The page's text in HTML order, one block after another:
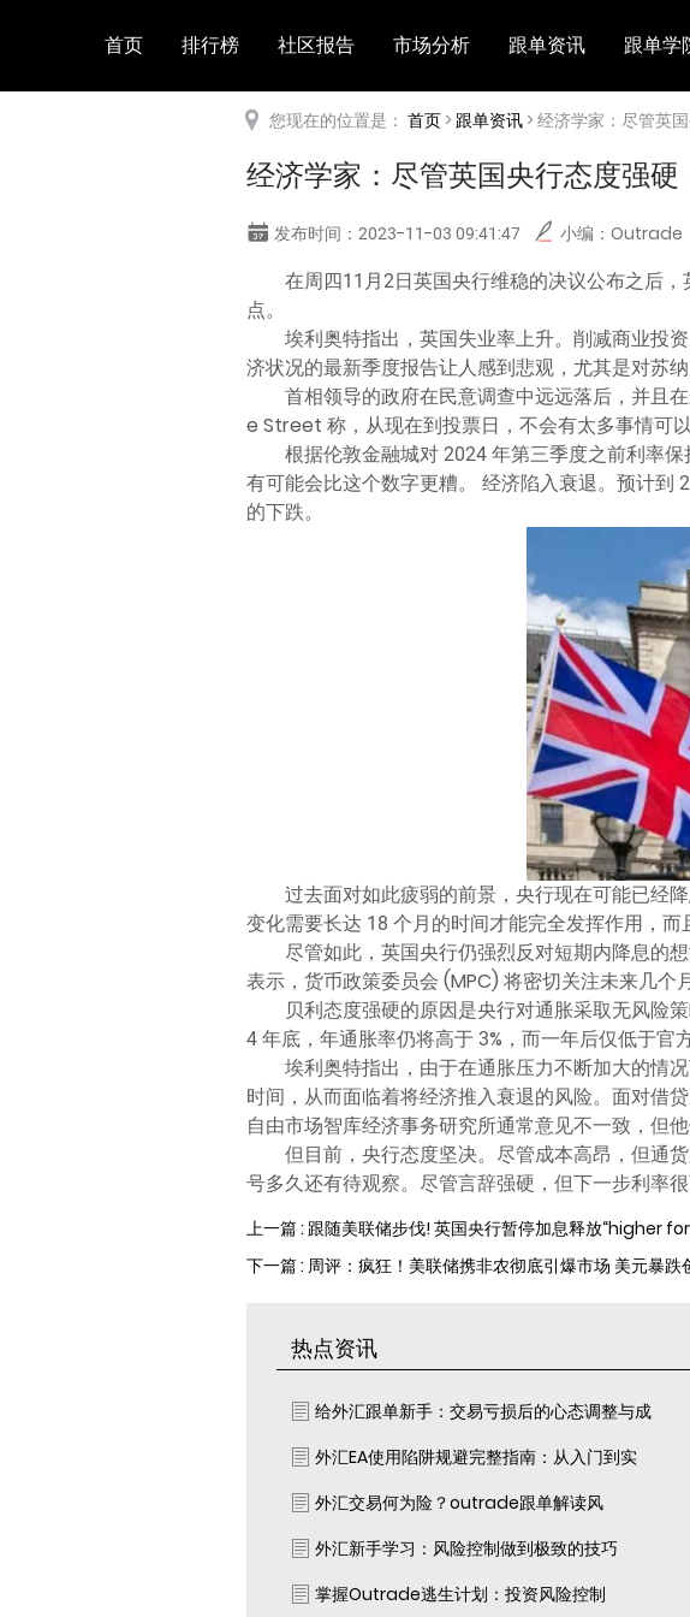
首页 排行榜 社区报告 市场分析 跟单资讯 跟单学
您现在的位置是： 首页>跟单资讯> 经济学家：尽管英
经济学家：尽管英国央行态度强
发布时间：2023-11-03 09:41:47 小编：Outrade
在周四11月2日英国央行维稳的决议公布之后
点。
埃利奥特指出，英国失业率上升。削减商业投
济状况的最新季度报告让人感到悲观，尤其是对苏纳
首相领导的政府在民意调查中远远落后，并且
e Street 称，从现在到投票日，不会有太多事情可以
根据伦敦金融城对 2024 年第三季度之前利率
有可能会比这个数字更糟。 经济陷入衰退。预计到
的下跌。
过去面对如此疲弱的前景，央行现在可能已经
变化需要长达 18 个月的时间才能完全发挥作用，而
尽管如此，英国央行仍强烈反对短期内降息的
表示，货币政策委员会 (MPC) 将密切关注未来几个
贝利态度强硬的原因是央行对通胀采取无风险
4 年底，年通胀率仍将高于 3%，而一年后仅低于官
埃利奥特指出，由于在通胀压力不断加大的情
时间，从而面临着将经济推入衰退的风险。面对借
自由市场智库经济事务研究所通常意见不一致，但他
但目前，央行态度坚决。尽管成本高昂，但通
号多久还有待观察。尽管言辞强硬，但下一步利率很
上一篇 : 跟随美联储步伐! 英国央行暂停加息释放“higher
下一篇 : 周评：疯狂！美联储携非农彻底引爆市场 美元暴跌
热点资讯
给外汇跟单新手：交易亏损后的心态调整与成
外汇EA使用陷阱规避完整指南：从入门到实
外汇交易何为险？outrade跟单解读风
外汇新手学习：风险控制做到极致的技巧
掌握Outrade逃生计划：投资风险控制